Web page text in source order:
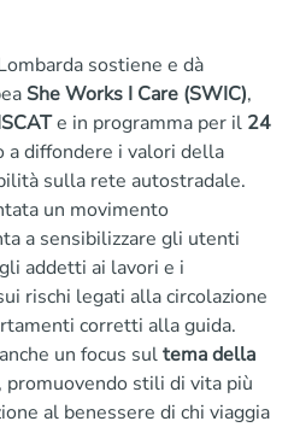
sostiene e dà
She Works I Care (SWIC),
e in programma per il 24
a diffondere i valori della
sulla rete autostradale.
un movimento
a sensibilizzare gli utenti
addetti ai lavori e i
rischi legati alla circolazione
corretti alla guida.
un focus sultema della
, promuovendo stili di vita più
al benessere di chi viaggia